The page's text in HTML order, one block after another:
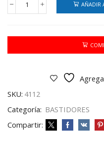
BASTIDOR
ENTELADO
40X50
cantidad
AÑADIR
SKU: 4112
Categoría: BASTIDORES
Compartir: